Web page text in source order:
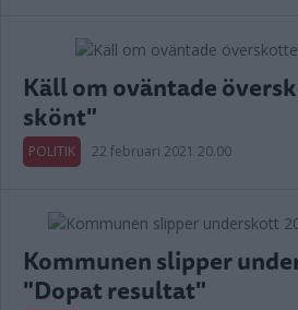
Käll om oväntade
skönt"
POLITIK 22 februari 2021 20.00
Kommunen slipper
"Dopat resultat"